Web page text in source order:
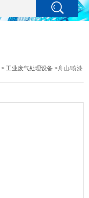
>工业废气处理设备 >舟山/喷漆